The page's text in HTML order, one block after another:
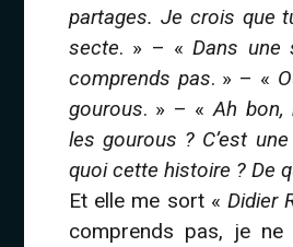
partages. Je crois que
secte. » – «Dans une
comprends pas. » – «
gourous. » – «Ah bon,
les gourous ? C’est
quoi cette histoire ? De
Et elle me sort «Didier
comprends pas, je